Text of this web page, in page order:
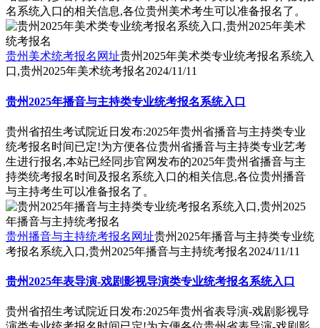
名系统入口的相关信息,各位贵州美术考生可以准备报名了。
贵州美术统考报名网址贵州2025年美术类专业统考报名系统入
口,贵州2025年美术统考报名2024/11/11
贵州2025年播音与主持类专业统考报名系统入口
贵州省招生考试院近日发布:2025年贵州省播音与主持类专业
统考报名时间已定!为方便各位贵州省播音与主持类专业艺考
生进行报名,本站已经同步官网发布的2025年贵州省播音与主
持类统考报名时间及报名系统入口的相关信息,各位贵州播音
与主持考生可以准备报名了。
贵州播音与主持统考报名网址贵州2025年播音与主持类专业统
考报名系统入口,贵州2025年播音与主持统考报名2024/11/11
贵州2025年表导演-戏剧影视导演类专业统考报名系统入口
贵州省招生考试院近日发布:2025年贵州省表导演-戏剧影视导